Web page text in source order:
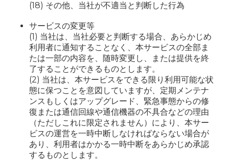
(18) その他、当社が不適当と判断した行為
サービスの変更等
(1) 当社は、当社必要と判断する場合、あらかじめ
利用者に通知することなく、本サービスの全部ま
たは一部の内容を、随時変更し、または提供を終
了することができるものとします。
(2) 当社は、本サービスをできる限り利用可能な状
態に保つことを意図していますが、定期メンテナ
ンスもしくはアップグレード、緊急事態からの修
復または通信回線や通信機器の不具合などの理由
（ただしこれに限定されません）により、本サー
ビスの運営を一時中断しなければならない場合が
あり、利用者はかかる一時中断をあらかじめ承認
するものとします。